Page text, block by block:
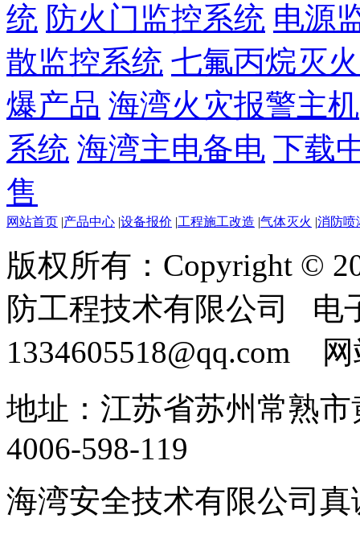
统 防火门监控系统 电源
散监控系统 七氟丙烷灭
爆产品 海湾火灾报警主机
系统 海湾主电备电 下载
售
网站首页 |产品中心 |设备报价 |工程施工改造 |气体灭火 |消防喷
版权所有：Copyright ©
防工程技术有限公司 电
1334605518@qq.com
地址：江苏省苏州常熟
4006-598-119
海湾安全技术有限公司